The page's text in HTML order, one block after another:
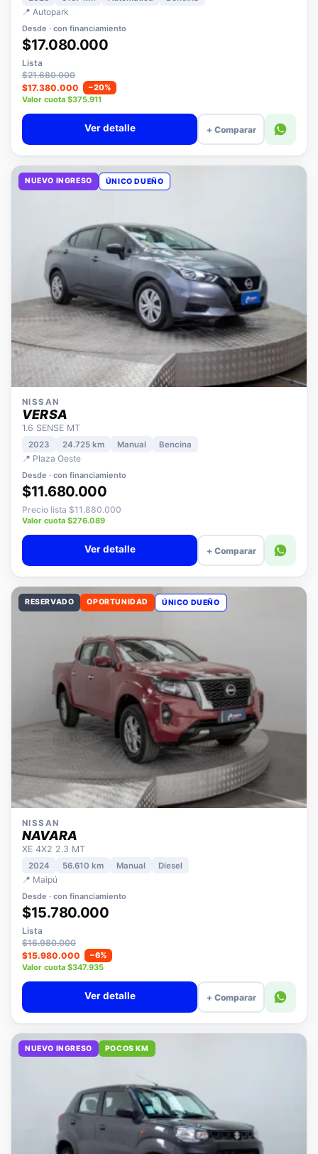
2025 5157 km
📍 Autopark
Desde · con financiamiento
$17.080.000
Lista
$21.680.000
$17.380.000
−20%
Valor cuota $375.911
+ Comparar
NUEVO INGRESO
NISSAN
VERSA
1.6 SENSE MT
2023 24.725 km
📍 Plaza Oeste
Desde · con financiamiento
$11.680.000
Precio lista $11.880.000
Valor cuota $276.089
+ Comparar
RESERVADO OPORTUNIDAD
NISSAN
NAVARA
XE 4X2 2.3 MT
2024
📍 Maipú
Desde · con financiamiento
$15.780.000
Lista
$16.980.000
$15.980.000
−6%
Valor cuota $347.935
+ Comparar